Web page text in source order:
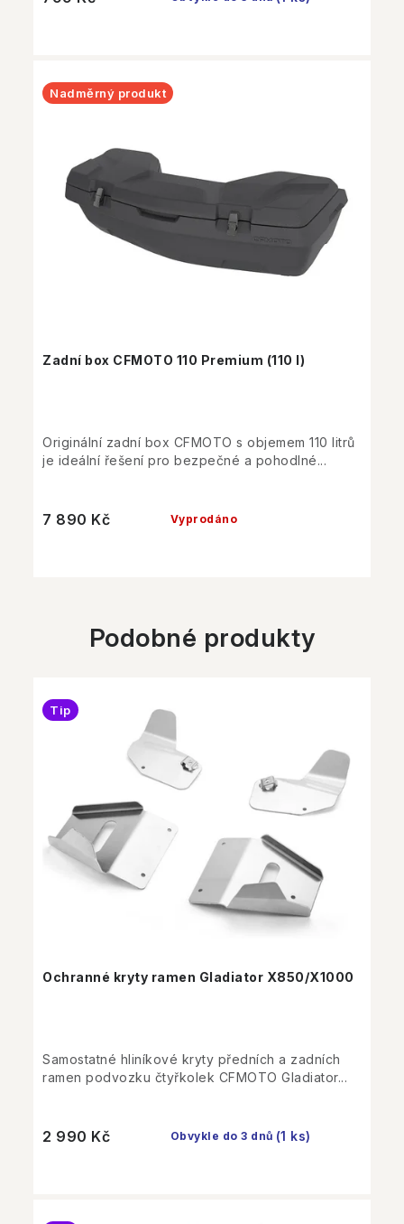
Zadní box CFMOTO 110 Premium (110 l)
Nadměrný produkt
Vyprodáno
7 890 Kč
Originální zadní box CFMOTO s objemem 110 litrů
je ideální řešení pro bezpečné a pohodlné...
Podobné produkty
Ochranné kryty ramen Gladiator X850/X1000
Tip
Obvykle do 3 dnů (1 ks)
2 990 Kč
Samostatné hliníkové kryty předních a zadních
ramen podvozku čtyřkolek CFMOTO Gladiator...